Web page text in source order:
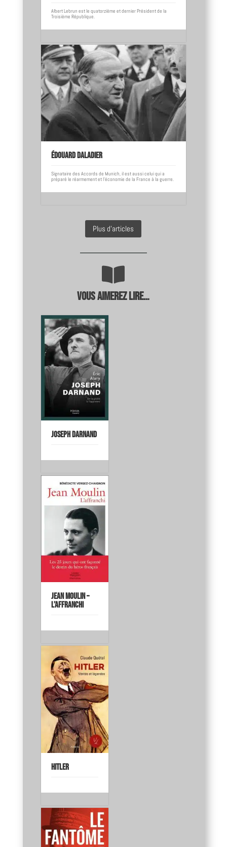
Albert Lebrun est le quatorzième et dernier Président de la
Troisième République.
Édouard Daladier
Signataire des Accords de Munich, il est aussi celui qui a
préparé le réarmement et l’économie de la France à la guerre.
Plus d'articles

Vous aimerez lire…
Joseph Darnand
Jean Moulin –
L’affranchi
Hitler